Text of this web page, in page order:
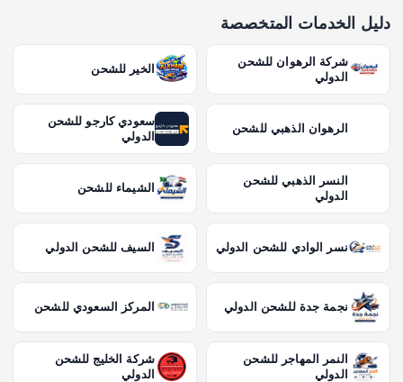
دليل الخدمات المتخصصة
شركة الرهوان للشحن
الدولي
الخير للشحن
الرهوان الذهبي للشحن
سعودي كارجو للشحن
الدولي
النسر الذهبي للشحن
الدولي
الشيماء للشحن
نسر الوادي للشحن الدولي السيف للشحن الدولي
نجمة جدة للشحن الدولي المركز السعودي للشحن
النمر المهاجر للشحن
الدولي
شركة الخليج للشحن
الدولي